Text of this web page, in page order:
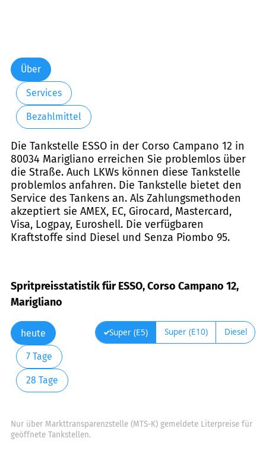
Über
Services
Bezahlmittel
Die Tankstelle ESSO in der Corso Campano 12 in
80034 Marigliano erreichen Sie problemlos über
die Straße. Auch LKWs können diese Tankstelle
problemlos anfahren. Die Tankstelle bietet den
Service des Tankens an. Als Zahlungsmethoden
akzeptiert sie AMEX, EC, Girocard, Mastercard,
Visa, Logpay, Euroshell. Die verfügbaren
Kraftstoffe sind Diesel und Senza Piombo 95.
Spritpreisstatistik für ESSO, Corso Campano 12,
Marigliano
heute
7 Tage
28 Tage
Super (E5) Super (E10) Diesel
Nur über Markttransparenzstelle (MTS-K) gemeldete Literpreise für
geöffnete Tankstellen.